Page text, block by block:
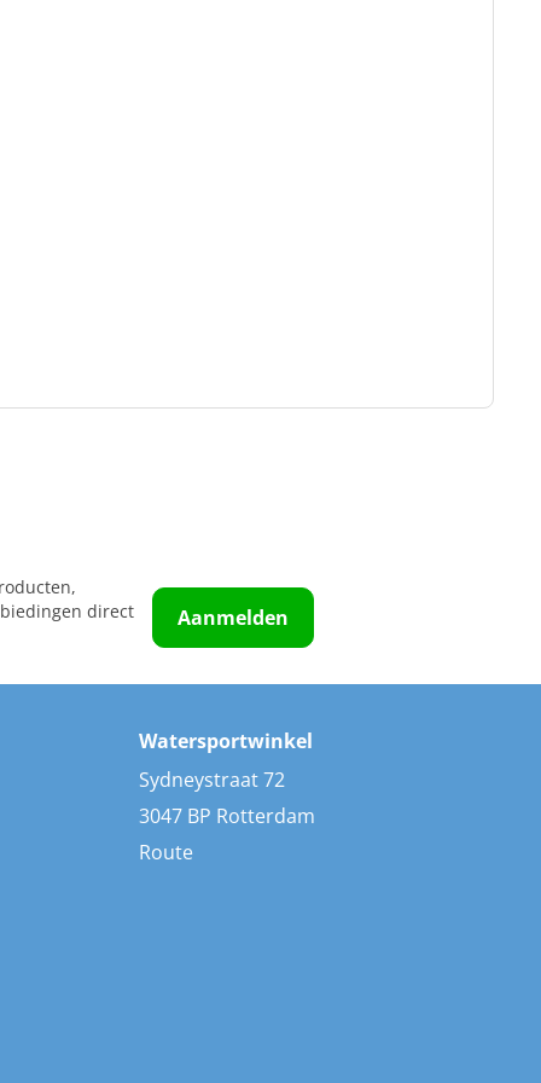
direct
Aanmelden
Watersportwinkel
Sydneystraat 72
3047 BP Rotterdam
Route